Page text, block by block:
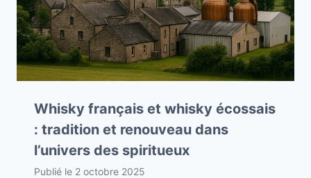
Whisky français et whisky écossais
: tradition et renouveau dans
l’univers des spiritueux
Publié le 2 octobre 2025